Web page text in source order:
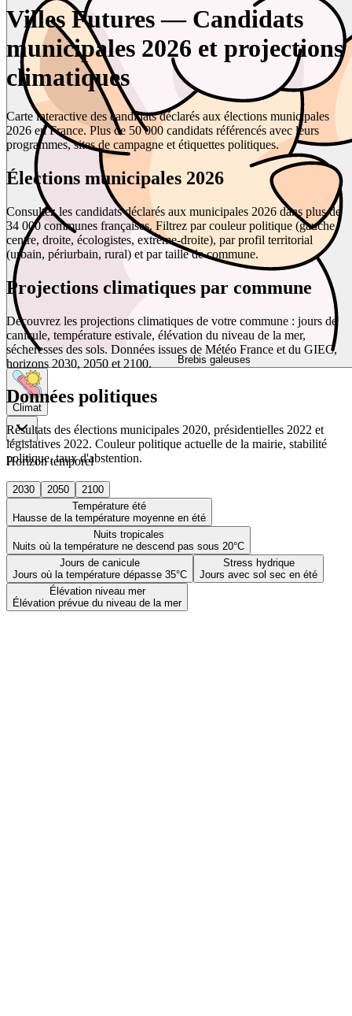
Brebis galeuses
Climat
Horizon temporel
2030 2050
2100
Température été
Hausse de la température moyenne en été
Nuits tropicales
Nuits où la température ne descend pas sous 20°C
Jours de canicule
Jours où la température dépasse 35°C
Stress hydrique
Jours avec sol sec en été
Élévation niveau mer
Élévation prévue du niveau de la mer
Villes Futures — Candidats
municipales 2026 et projections
climatiques
Carte interactive des candidats déclarés aux élections municipales
2026 en France. Plus de 50 000 candidats référencés avec leurs
programmes, sites de campagne et étiquettes politiques.
Élections municipales 2026
Consultez les candidats déclarés aux municipales 2026 dans plus de
34 000 communes françaises. Filtrez par couleur politique (gauche,
centre, droite, écologistes, extrême-droite), par profil territorial
(urbain, périurbain, rural) et par taille de commune.
Projections climatiques par commune
Découvrez les projections climatiques de votre commune : jours de
canicule, température estivale, élévation du niveau de la mer,
sécheresses des sols. Données issues de Météo France et du GIEC,
horizons 2030, 2050 et 2100.
Données politiques
Résultats des élections municipales 2020, présidentielles 2022 et
législatives 2022. Couleur politique actuelle de la mairie, stabilité
politique, taux d'abstention.